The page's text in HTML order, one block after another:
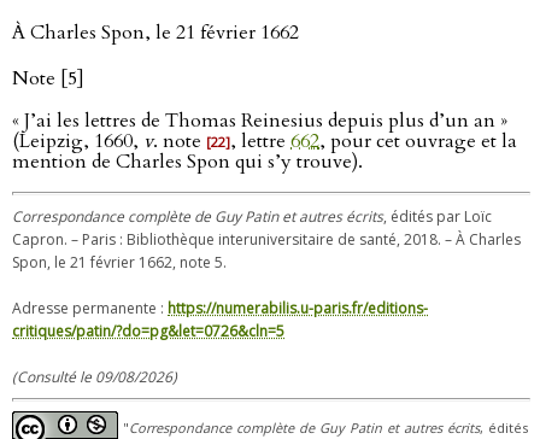
À Charles Spon, le 21 février 1662
Note [5]
« J’ai les lettres de Thomas Reinesius depuis plus d’un an »
(Leipzig, 1660, v. note [22], lettre 662, pour cet ouvrage et la
mention de Charles Spon qui s’y trouve).
Correspondance complète de Guy Patin et autres écrits, édités par Loïc
Capron. – Paris : Bibliothèque interuniversitaire de santé, 2018. – À Charles
Spon, le 21 février 1662, note 5.
Adresse permanente : https://numerabilis.u-paris.fr/editions-
critiques/patin/?do=pg&let=0726&cln=5
(Consulté le 09/08/2026)
"Correspondance complète de Guy Patin et autres écrits, édités